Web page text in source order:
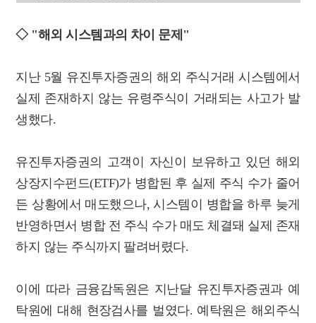
◇ "해외 시스템과의 차이 문제"
지난 5월 유진투자증권의 해외 주식거래 시스템에서
실제 존재하지 않는 유령주식이 거래되는 사고가 발
생했다.
유진투자증권의 고객이 자신이 보유하고 있던 해외
상장지수펀드(ETF)가 병합된 후 실제 주식 수가 줄어
든 상황에서 매도했으나, 시스템이 병합을 하루 늦게
반영하면서 병합 전 주식 수가 매도 체결돼 실제 존재
하지 않는 주식까지 팔려버렸다.
이에 따라 금융감독원은 지난달 유진투자증권과 예
탁원에 대해 현장검사를 벌였다. 예탁원은 해외주식